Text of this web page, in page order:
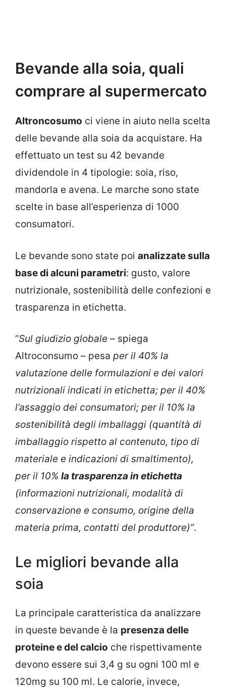
Bevande alla soia, quali
comprare al supermercato
Altroncosumo ci viene in aiuto nella scelta
delle bevande alla soia da acquistare. Ha
effettuato un test su 42 bevande
dividendole in 4 tipologie: soia, riso,
mandorla e avena. Le marche sono state
scelte in base all’esperienza di 1000
consumatori.
Le bevande sono state poi analizzate sulla
base di alcuni parametri: gusto, valore
nutrizionale, sostenibilità delle confezioni e
trasparenza in etichetta.
“Sul giudizio globale – spiega
Altroconsumo – pesa per il 40% la
valutazione delle formulazioni e dei valori
nutrizionali indicati in etichetta; per il 40%
l’assaggio dei consumatori; per il 10% la
sostenibilità degli imballaggi (quantità di
imballaggio rispetto al contenuto, tipo di
materiale e indicazioni di smaltimento),
per il 10% la trasparenza in etichetta
(informazioni nutrizionali, modalità di
conservazione e consumo, origine della
materia prima, contatti del produttore)”.
Le migliori bevande alla
soia
La principale caratteristica da analizzare
in queste bevande è la presenza delle
proteine e del calcio che rispettivamente
devono essere sui 3,4 g su ogni 100 ml e
120mg su 100 ml. Le calorie, invece,